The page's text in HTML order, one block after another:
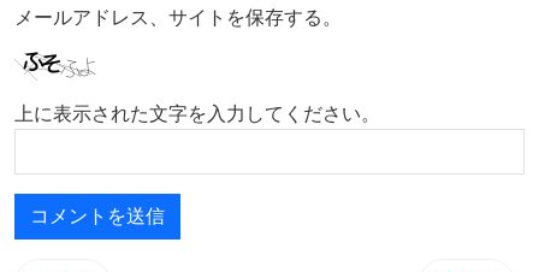
メールアドレス、サイトを保存する。
上に表示された文字を入力してください。